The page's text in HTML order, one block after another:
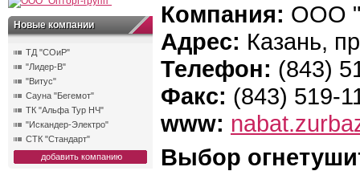
Новые компании
ТД "СОиР"
"Лидер-В"
"Витус"
Сауна "Бегемот"
ТК "Альфа Тур НЧ"
"Искандер-Электро"
СТК "Стандарт"
добавить компанию
Компания: ООО
Адрес: Казань,
Телефон: (843)
Факс: (843) 519-
www:
Выбор